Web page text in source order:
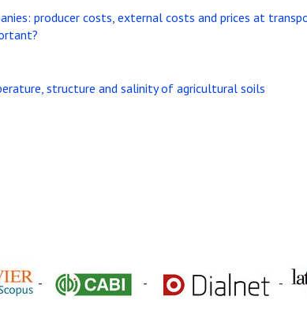
producer costs, external costs and prices at
structure and salinity of agricultural soils
- - -